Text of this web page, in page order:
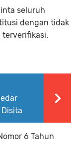
seluruh
dengan tidak
terverifikasi.
6 Tahun